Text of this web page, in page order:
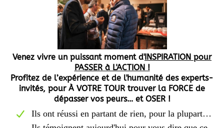
Venez vivre un puissant moment d'INSPIRATION pour
PASSER à L'ACTION !
Profitez de l’expérience et de l'humanité des experts-
invités, pour À VOTRE TOUR trouver la FORCE de
dépasser vos peurs… et OSER !
Ils ont réussi en partant de rien, pour la plupart…